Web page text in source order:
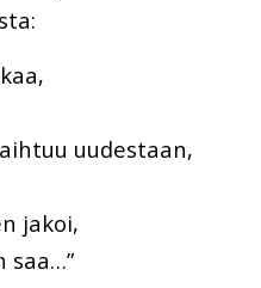
uudestaan,
jakoi,
saa…”